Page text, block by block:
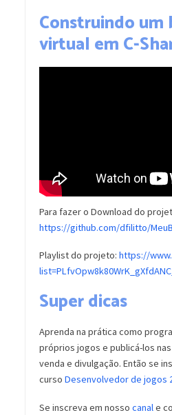
Construindo um
virtual em C-
Para fazer o Download do
https://github.com/dfilitto/
Playlist do projeto: https://
Super dicas
Aprenda na prática como
próprios jogos e publicá-los
venda e divulgação. Então se
curso Desenvolvedor de jogos
Se inscreva em nosso canale